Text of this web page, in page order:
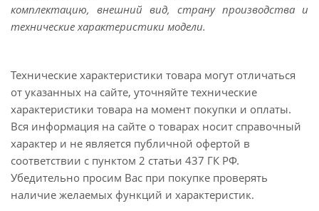
комплектацию, внешний вид, страну производства и
технические характеристики модели.
Технические характеристики товара могут отличаться
от указанных на сайте, уточняйте технические
характеристики товара на момент покупки и оплаты.
Вся информация на сайте о товарах носит справочный
характер и не является публичной офертой в
соответствии с пунктом 2 статьи 437 ГК РФ.
Убедительно просим Вас при покупке проверять
наличие желаемых функций и характеристик.